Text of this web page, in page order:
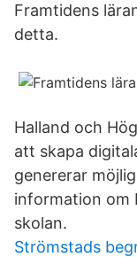
Framtidens
detta.
Halland och
att skapa
genererar
information om
skolan.
Strömstads